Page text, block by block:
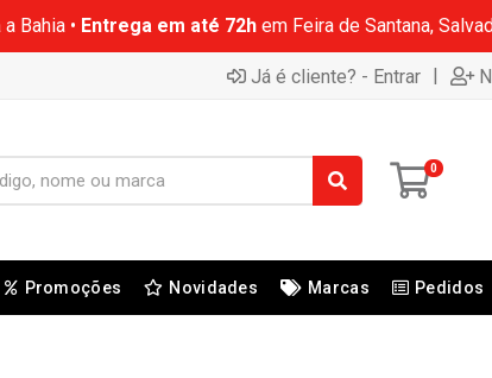
Bahia • Entrega em até 72hem Feira de Santana,
Já é cliente? - Entrar |
0
Promoções Novidades Marcas Pedidos